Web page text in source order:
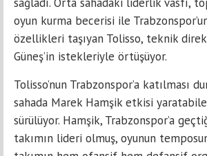
oyun kurma becerisi ile Trabzonspor’un
özellikleri taşıyan Tolisso, teknik
Güneş’in istekleriyle örtüşüyor.
Tolisso’nun Trabzonspor’a katılması
sahada Marek Hamşik etkisi
sürülüyor. Hamşik, Trabzonspor’a
takımın lideri olmuş, oyunun